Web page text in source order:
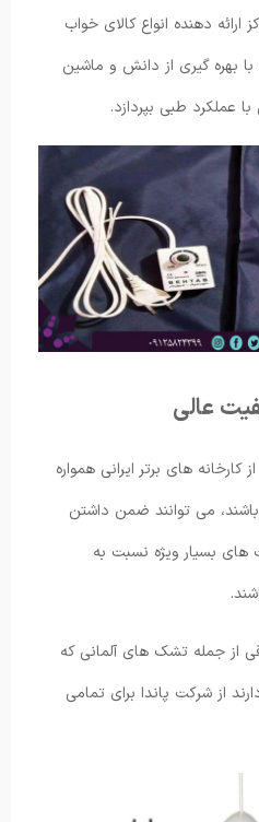
ارائه دهنده انواع کالای خواب
بهره گیری از دانش و ماشین
عملکرد طبی بپردازد.
عالی
های برتر ایرانی همواره
باشند، می‌ توانند ضمن داشتن
بسیار ویژه نسبت به
از جمله تشک های آلمانی که
از شرکت پاندا برای تمامی